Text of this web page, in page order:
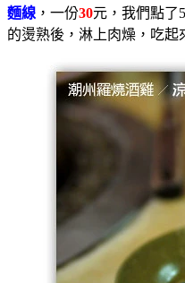
麵線 ，一份30元，我們點了
的燙熟後，淋上肉燥，吃起